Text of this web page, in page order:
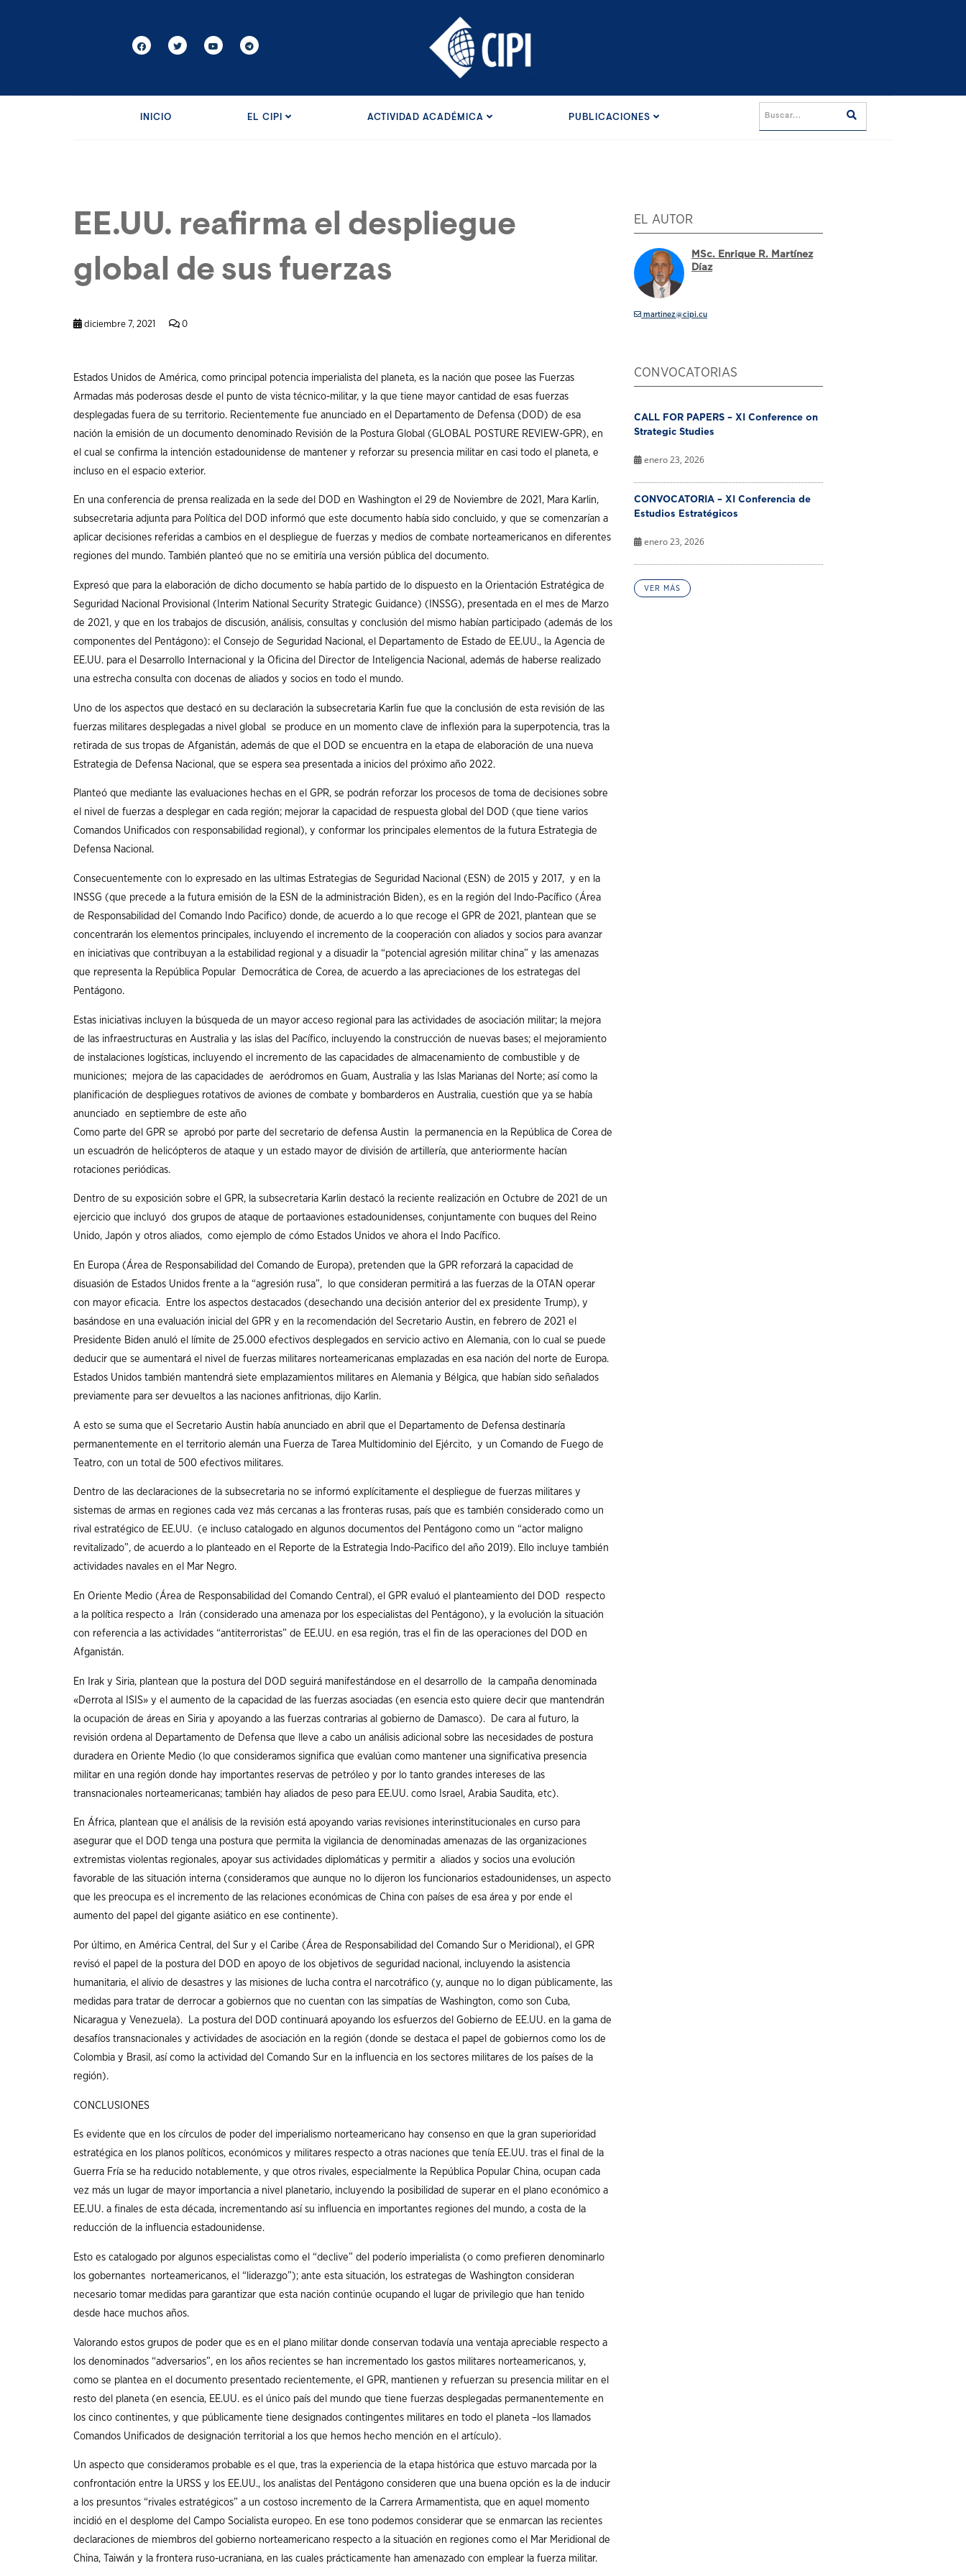
INICIO EL CIPI ACTIVIDAD ACADÉMICA PUBLICACIONES
EE.UU. reafirma el despliegue
global de sus fuerzas
diciembre 7, 2021 0
Estados Unidos de América, como principal potencia imperialista del planeta, es la nación que posee las Fuerzas
Armadas más poderosas desde el punto de vista técnico-militar, y la que tiene mayor cantidad de esas fuerzas
desplegadas fuera de su territorio. Recientemente fue anunciado en el Departamento de Defensa (DOD) de esa
nación la emisión de un documento denominado Revisión de la Postura Global (GLOBAL POSTURE REVIEW-GPR), en
el cual se confirma la intención estadounidense de mantener y reforzar su presencia militar en casi todo el planeta, e
incluso en el espacio exterior.
En una conferencia de prensa realizada en la sede del DOD en Washington el 29 de Noviembre de 2021, Mara Karlin,
subsecretaria adjunta para Política del DOD informó que este documento había sido concluido, y que se comenzarían a
aplicar decisiones referidas a cambios en el despliegue de fuerzas y medios de combate norteamericanos en diferentes
regiones del mundo. También planteó que no se emitiría una versión pública del documento.
Expresó que para la elaboración de dicho documento se había partido de lo dispuesto en la Orientación Estratégica de
Seguridad Nacional Provisional (Interim National Security Strategic Guidance) (INSSG), presentada en el mes de Marzo
de 2021, y que en los trabajos de discusión, análisis, consultas y conclusión del mismo habían participado (además de los
componentes del Pentágono): el Consejo de Seguridad Nacional, el Departamento de Estado de EE.UU., la Agencia de
EE.UU. para el Desarrollo Internacional y la Oficina del Director de Inteligencia Nacional, además de haberse realizado
una estrecha consulta con docenas de aliados y socios en todo el mundo.
Uno de los aspectos que destacó en su declaración la subsecretaria Karlin fue que la conclusión de esta revisión de las
fuerzas militares desplegadas a nivel global se produce en un momento clave de inflexión para la superpotencia, tras la
retirada de sus tropas de Afganistán, además de que el DOD se encuentra en la etapa de elaboración de una nueva
Estrategia de Defensa Nacional, que se espera sea presentada a inicios del próximo año 2022.
Planteó que mediante las evaluaciones hechas en el GPR, se podrán reforzar los procesos de toma de decisiones sobre
el nivel de fuerzas a desplegar en cada región; mejorar la capacidad de respuesta global del DOD (que tiene varios
Comandos Unificados con responsabilidad regional), y conformar los principales elementos de la futura Estrategia de
Defensa Nacional.
Consecuentemente con lo expresado en las ultimas Estrategias de Seguridad Nacional (ESN) de 2015 y 2017, y en la
INSSG (que precede a la futura emisión de la ESN de la administración Biden), es en la región del Indo-Pacífico (Área
de Responsabilidad del Comando Indo Pacifico) donde, de acuerdo a lo que recoge el GPR de 2021, plantean que se
concentrarán los elementos principales, incluyendo el incremento de la cooperación con aliados y socios para avanzar
en iniciativas que contribuyan a la estabilidad regional y a disuadir la “potencial agresión militar china” y las amenazas
que representa la República Popular Democrática de Corea, de acuerdo a las apreciaciones de los estrategas del
Pentágono.
Estas iniciativas incluyen la búsqueda de un mayor acceso regional para las actividades de asociación militar; la mejora
de las infraestructuras en Australia y las islas del Pacífico, incluyendo la construcción de nuevas bases; el mejoramiento
de instalaciones logísticas, incluyendo el incremento de las capacidades de almacenamiento de combustible y de
municiones; mejora de las capacidades de aeródromos en Guam, Australia y las Islas Marianas del Norte; así como la
planificación de despliegues rotativos de aviones de combate y bombarderos en Australia, cuestión que ya se había
anunciado en septiembre de este año
Como parte del GPR se aprobó por parte del secretario de defensa Austin la permanencia en la República de Corea de
un escuadrón de helicópteros de ataque y un estado mayor de división de artillería, que anteriormente hacían
rotaciones periódicas.
Dentro de su exposición sobre el GPR, la subsecretaria Karlin destacó la reciente realización en Octubre de 2021 de un
ejercicio que incluyó dos grupos de ataque de portaaviones estadounidenses, conjuntamente con buques del Reino
Unido, Japón y otros aliados, como ejemplo de cómo Estados Unidos ve ahora el Indo Pacífico.
En Europa (Área de Responsabilidad del Comando de Europa), pretenden que la GPR reforzará la capacidad de
disuasión de Estados Unidos frente a la “agresión rusa”, lo que consideran permitirá a las fuerzas de la OTAN operar
con mayor eficacia. Entre los aspectos destacados (desechando una decisión anterior del ex presidente Trump), y
basándose en una evaluación inicial del GPR y en la recomendación del Secretario Austin, en febrero de 2021 el
Presidente Biden anuló el límite de 25.000 efectivos desplegados en servicio activo en Alemania, con lo cual se puede
deducir que se aumentará el nivel de fuerzas militares norteamericanas emplazadas en esa nación del norte de Europa.
Estados Unidos también mantendrá siete emplazamientos militares en Alemania y Bélgica, que habían sido señalados
previamente para ser devueltos a las naciones anfitrionas, dijo Karlin.
A esto se suma que el Secretario Austin había anunciado en abril que el Departamento de Defensa destinaría
permanentemente en el territorio alemán una Fuerza de Tarea Multidominio del Ejército, y un Comando de Fuego de
Teatro, con un total de 500 efectivos militares.
Dentro de las declaraciones de la subsecretaria no se informó explícitamente el despliegue de fuerzas militares y
sistemas de armas en regiones cada vez más cercanas a las fronteras rusas, país que es también considerado como un
rival estratégico de EE.UU. (e incluso catalogado en algunos documentos del Pentágono como un “actor maligno
revitalizado”, de acuerdo a lo planteado en el Reporte de la Estrategia Indo-Pacifico del año 2019). Ello incluye también
actividades navales en el Mar Negro.
En Oriente Medio (Área de Responsabilidad del Comando Central), el GPR evaluó el planteamiento del DOD respecto
a la política respecto a Irán (considerado una amenaza por los especialistas del Pentágono), y la evolución la situación
con referencia a las actividades “antiterroristas” de EE.UU. en esa región, tras el fin de las operaciones del DOD en
Afganistán.
En Irak y Siria, plantean que la postura del DOD seguirá manifestándose en el desarrollo de la campaña denominada
«Derrota al ISIS» y el aumento de la capacidad de las fuerzas asociadas (en esencia esto quiere decir que mantendrán
la ocupación de áreas en Siria y apoyando a las fuerzas contrarias al gobierno de Damasco). De cara al futuro, la
revisión ordena al Departamento de Defensa que lleve a cabo un análisis adicional sobre las necesidades de postura
duradera en Oriente Medio (lo que consideramos significa que evalúan como mantener una significativa presencia
militar en una región donde hay importantes reservas de petróleo y por lo tanto grandes intereses de las
transnacionales norteamericanas; también hay aliados de peso para EE.UU. como Israel, Arabia Saudita, etc).
En África, plantean que el análisis de la revisión está apoyando varias revisiones interinstitucionales en curso para
asegurar que el DOD tenga una postura que permita la vigilancia de denominadas amenazas de las organizaciones
extremistas violentas regionales, apoyar sus actividades diplomáticas y permitir a aliados y socios una evolución
favorable de las situación interna (consideramos que aunque no lo dijeron los funcionarios estadounidenses, un aspecto
que les preocupa es el incremento de las relaciones económicas de China con países de esa área y por ende el
aumento del papel del gigante asiático en ese continente).
Por último, en América Central, del Sur y el Caribe (Área de Responsabilidad del Comando Sur o Meridional), el GPR
revisó el papel de la postura del DOD en apoyo de los objetivos de seguridad nacional, incluyendo la asistencia
humanitaria, el alivio de desastres y las misiones de lucha contra el narcotráfico (y, aunque no lo digan públicamente, las
medidas para tratar de derrocar a gobiernos que no cuentan con las simpatías de Washington, como son Cuba,
Nicaragua y Venezuela). La postura del DOD continuará apoyando los esfuerzos del Gobierno de EE.UU. en la gama de
desafíos transnacionales y actividades de asociación en la región (donde se destaca el papel de gobiernos como los de
Colombia y Brasil, así como la actividad del Comando Sur en la influencia en los sectores militares de los países de la
región).
CONCLUSIONES
Es evidente que en los círculos de poder del imperialismo norteamericano hay consenso en que la gran superioridad
estratégica en los planos políticos, económicos y militares respecto a otras naciones que tenía EE.UU. tras el final de la
Guerra Fría se ha reducido notablemente, y que otros rivales, especialmente la República Popular China, ocupan cada
vez más un lugar de mayor importancia a nivel planetario, incluyendo la posibilidad de superar en el plano económico a
EE.UU. a finales de esta década, incrementando así su influencia en importantes regiones del mundo, a costa de la
reducción de la influencia estadounidense.
Esto es catalogado por algunos especialistas como el “declive” del poderío imperialista (o como prefieren denominarlo
los gobernantes norteamericanos, el “liderazgo”); ante esta situación, los estrategas de Washington consideran
necesario tomar medidas para garantizar que esta nación continúe ocupando el lugar de privilegio que han tenido
desde hace muchos años.
Valorando estos grupos de poder que es en el plano militar donde conservan todavía una ventaja apreciable respecto a
los denominados “adversarios”, en los años recientes se han incrementado los gastos militares norteamericanos, y,
como se plantea en el documento presentado recientemente, el GPR, mantienen y refuerzan su presencia militar en el
resto del planeta (en esencia, EE.UU. es el único país del mundo que tiene fuerzas desplegadas permanentemente en
los cinco continentes, y que públicamente tiene designados contingentes militares en todo el planeta –los llamados
Comandos Unificados de designación territorial a los que hemos hecho mención en el artículo).
Un aspecto que consideramos probable es el que, tras la experiencia de la etapa histórica que estuvo marcada por la
confrontación entre la URSS y los EE.UU., los analistas del Pentágono consideren que una buena opción es la de inducir
a los presuntos “rivales estratégicos” a un costoso incremento de la Carrera Armamentista, que en aquel momento
incidió en el desplome del Campo Socialista europeo. En ese tono podemos considerar que se enmarcan las recientes
declaraciones de miembros del gobierno norteamericano respecto a la situación en regiones como el Mar Meridional de
China, Taiwán y la frontera ruso-ucraniana, en las cuales prácticamente han amenazado con emplear la fuerza militar.
EL AUTOR
MSc. Enrique R. Martínez
Díaz
martinez@cipi.cu
CONVOCATORIAS
CALL FOR PAPERS – XI Conference on
Strategic Studies
enero 23, 2026
CONVOCATORIA – XI Conferencia de
Estudios Estratégicos
enero 23, 2026
VER MÁS